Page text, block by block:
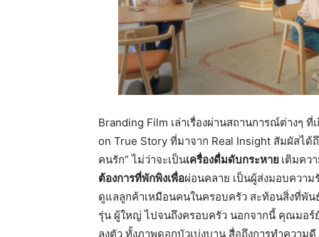
Branding Film เล่าเรื่องผ่านสถานการณ์ต่างๆ
on True Story ที่มาจาก Real Insight สัมผัสได้
คนรัก” ไม่ว่าจะเป็นเครื่องดื่มดับกระหาย เติมคว
ต้องการที่พักพิงเพื่อผ่อนคลาย เป็นผู้ส่งมอบความ
ดูแลลูกค้าเหมือนคนในครอบครัว สะท้อนสิ่งที่พั
รุ่น ผู้ใหญ่ ไปจนถึงครอบครัว นอกจากนี้ คุณมอร์
ลงตัว ทั้งภาพดอกบัวเบ่งบาน สื่อถึงการทำควา